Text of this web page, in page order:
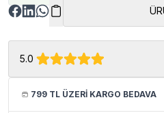
5.0
799 TL ÜZERİ KARGO BEDAVA